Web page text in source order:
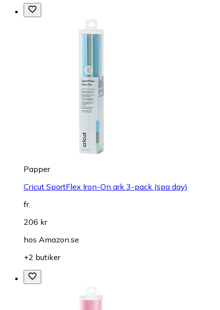
Papper
Cricut SportFlex Iron-On ark 3-pack (spa day)
fr.
206 kr
hos Amazon.se
+2 butiker